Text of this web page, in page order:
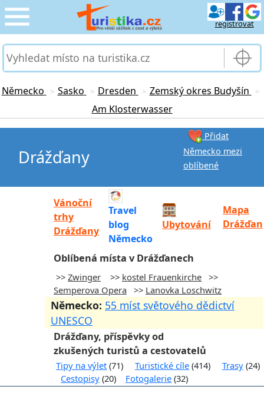
registrovat
CESTOVÁNÍ
›
Německo > Sasko > Dresden > Zemský okres Budyšín >
Am Klosterwasser
Drážďany
Přidat
Německo mezi
oblíbené
Vánoční
trhy
Drážďany
Travel
blog
Německo
Ubytování
Mapa
Drážďan
Oblíbená místa v Drážďanech
>> Zwinger >> kostel Frauenkirche >>
Semperova Opera
>> Lanovka Loschwitz
Německo: 55 míst světového dědictví
UNESCO
Drážďany, příspěvky od
zkušených turistů a cestovatelů
Tipy na výlet (71) Turistické cíle (414) Trasy (24)
Cestopisy (20) Fotogalerie (32)